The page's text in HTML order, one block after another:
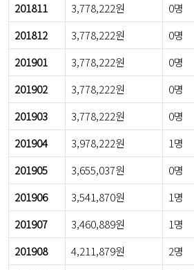
201811
3,778,222원 0명
201812
3,778,222원 0명
201901
3,778,222원 0명
201902
3,778,222원 0명
201903
3,778,222원 0명
201904
3,978,222원 1명
201905
3,655,037원 0명
201906
3,541,870원 1명
201907
3,460,889원 1명
201908
4,211,879원 2명